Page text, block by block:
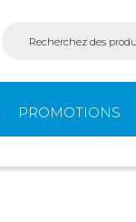
PROMOTIONS